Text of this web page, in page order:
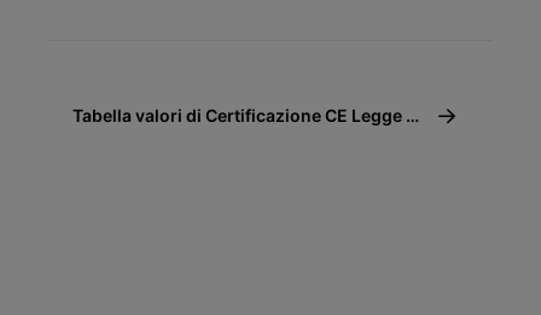
Tabella valori di Certificazione CE Legge 10